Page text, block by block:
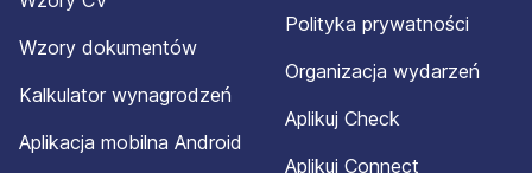
Wzory dokumentów
Kalkulator wynagrodzeń
Aplikacja mobilna Android
Polityka prywatności
Organizacja wydarzeń
Aplikuj Check
Aplikuj Connect